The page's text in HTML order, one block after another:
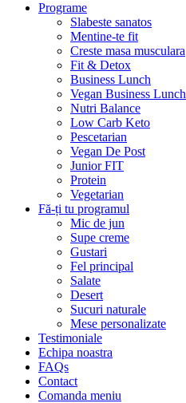
Programe
Slabeste sanatos
Mentine-te fit
Creste masa musculara
Fit & Detox
Business Lunch
Vegan Business Lunch
Nutri Balance
Low Carb Keto
Pescetarian
Vegan De Post
Junior FIT
Protein
Vegetarian
Fă-ți tu programul
Mic de jun
Supe creme
Gustari
Fel principal
Salate
Desert
Sucuri naturale
Mese personalizate
Testimoniale
Echipa noastra
FAQs
Contact
Comanda meniu